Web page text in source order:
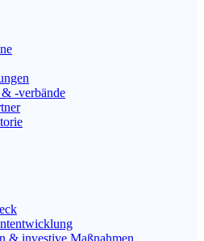
-verbände
& investive Maßnahmen